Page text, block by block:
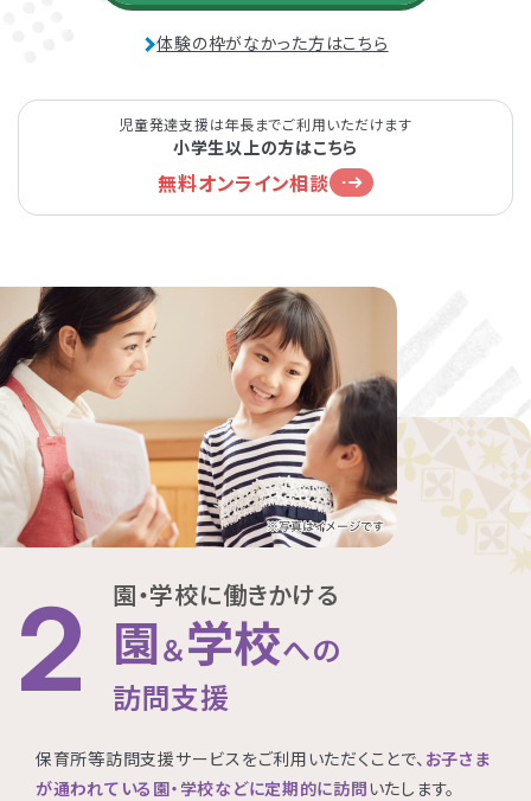
体験の枠がなかった方はこちら
児童発達支援は年長までご利用いただけます
小学生以上の方はこちら
無料オンライン相談
2 園・学校に働きかける
園＆学校への
訪問支援
保育所等訪問支援サービスをご利用いただくことで、 お子さま
が通われている園・学校などに定期的に訪問いたします。